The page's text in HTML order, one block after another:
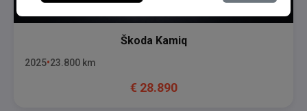
Škoda Kamiq
2025 23.800 km
€ 28.890